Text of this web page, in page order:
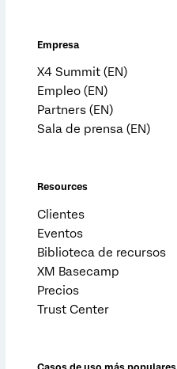
Empresa
X4 Summit (EN)
Empleo (EN)
Partners (EN)
Sala de prensa (EN)
Resources
Clientes
Eventos
Biblioteca de recursos
XM Basecamp
Precios
Trust Center